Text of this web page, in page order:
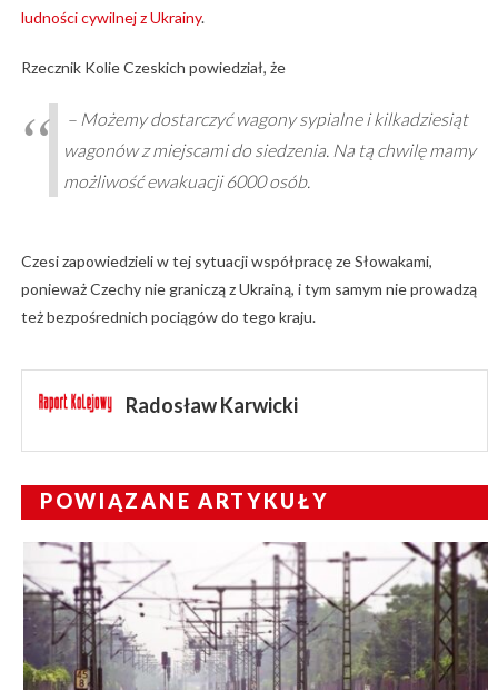
ludności cywilnej z Ukrainy.
Rzecznik Kolie Czeskich powiedział, że
– Możemy dostarczyć wagony sypialne i kilkadziesiąt
wagonów z miejscami do siedzenia. Na tą chwilę mamy
możliwość ewakuacji 6000 osób.
Czesi zapowiedzieli w tej sytuacji współpracę ze Słowakami,
ponieważ Czechy nie graniczą z Ukrainą, i tym samym nie prowadzą
też bezpośrednich pociągów do tego kraju.
Radosław Karwicki
POWIĄZANE ARTYKUŁY